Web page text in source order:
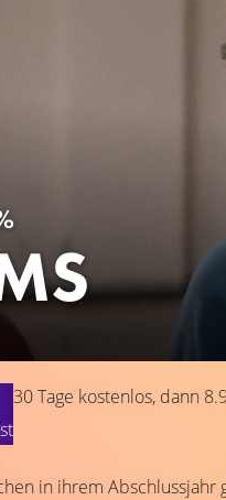
30 Tage kostenlos, dann
in ihrem